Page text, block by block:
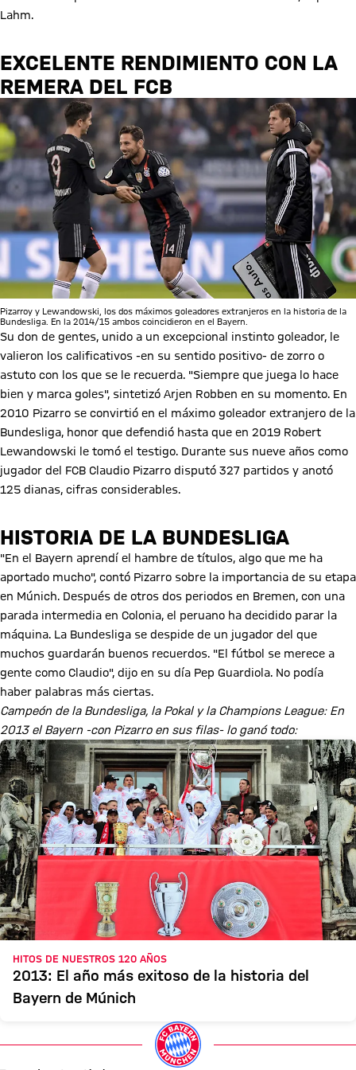
Lahm.
EXCELENTE RENDIMIENTO CON LA
REMERA DEL FCB
Pizarroy y Lewandowski, los dos máximos goleadores extranjeros en la historia de la
Bundesliga. En la 2014/15 ambos coincidieron en el Bayern.
Su don de gentes, unido a un excepcional instinto goleador, le
valieron los calificativos -en su sentido positivo- de zorro o
astuto con los que se le recuerda. "Siempre que juega lo hace
bien y marca goles", sintetizó Arjen Robben en su momento. En
2010 Pizarro se convirtió en el máximo goleador extranjero de la
Bundesliga, honor que defendió hasta que en 2019 Robert
Lewandowski le tomó el testigo. Durante sus nueve años como
jugador del FCB Claudio Pizarro disputó 327 partidos y anotó
125 dianas, cifras considerables.
HISTORIA DE LA BUNDESLIGA
"En el Bayern aprendí el hambre de títulos, algo que me ha
aportado mucho", contó Pizarro sobre la importancia de su etapa
en Múnich. Después de otros dos periodos en Bremen, con una
parada intermedia en Colonia, el peruano ha decidido parar la
máquina. La Bundesliga se despide de un jugador del que
muchos guardarán buenos recuerdos. "El fútbol se merece a
gente como Claudio", dijo en su día Pep Guardiola. No podía
haber palabras más ciertas.
Campeón de la Bundesliga, la Pokal y la Champions League: En
2013 el Bayern -con Pizarro en sus filas- lo ganó todo:
HITOS DE NUESTROS 120 AÑOS
2013: El año más exitoso de la historia del
Bayern de Múnich